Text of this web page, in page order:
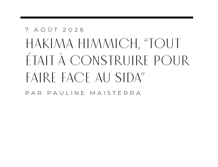
7 AOÛT 2026
HAKIMA HIMMICH, “TOUT
ÉTAIT À CONSTRUIRE POUR
FAIRE FACE AU SIDA”
PAR PAULINE MAISTERRA